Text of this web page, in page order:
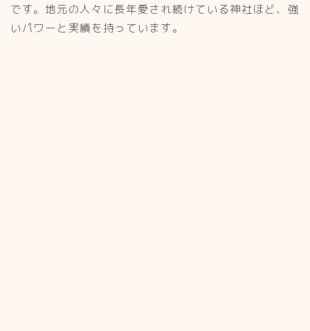
です。地元の人々に長年愛され続けている神社ほど、強
いパワーと実績を持っています。